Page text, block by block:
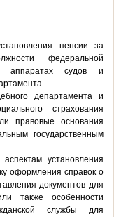
пенсии за
федеральной
аппаратах судов и
департамента и
страхования
правовые основания
государственным
установления
оформления справок о
документов для
также особенности
службы для